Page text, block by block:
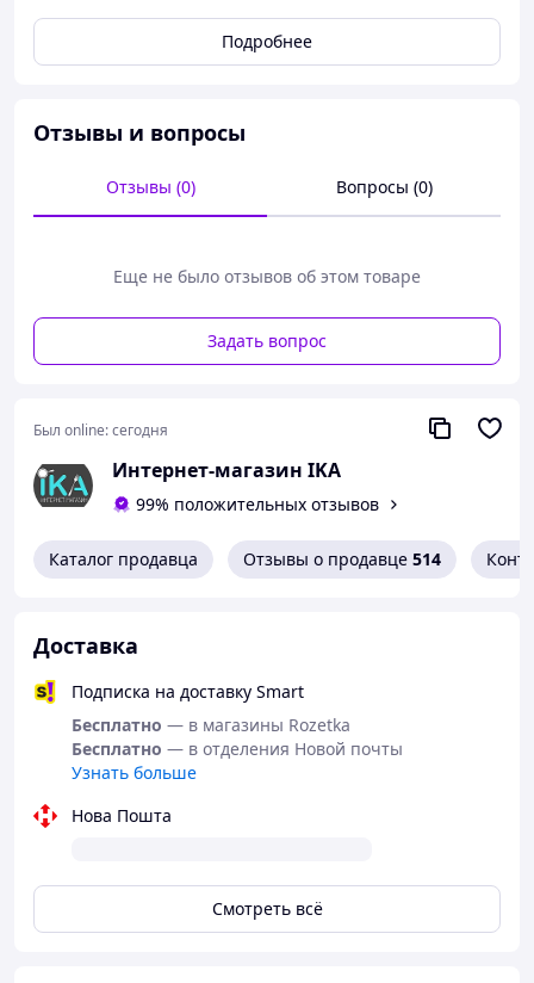
🖤 Сексуальные трусики-стринги с бантиком
и открытым доступом JAN 🔥
максимальный доступ без снятия
кружевом и большим атласным бантиком сзади.
Открытая промежность и попка делают их
прелюдий и ролевых игр.
Подробнее
Отзывы и вопросы
Отзывы (0) Вопросы (0)
Еще не было отзывов об этом товаре
Задать вопрос
Был online:сегодня
Интернет-магазин IKA
99% положительных отзывов
Каталог продавца Отзывы о продавце 514
Доставка
Подписка на доставку Smart
Бесплатно — в магазины Rozetka
Бесплатно — в отделения Новой почты
Узнать больше
Нова Пошта
Смотреть всё